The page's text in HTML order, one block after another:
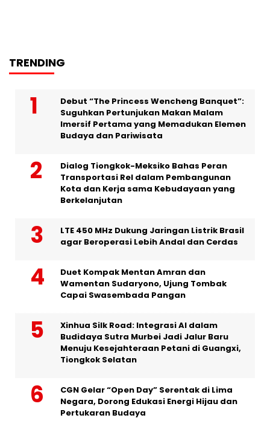
TRENDING
Debut “The Princess Wencheng Banquet”:
Suguhkan Pertunjukan Makan Malam
Imersif Pertama yang Memadukan Elemen
Budaya dan Pariwisata
Dialog Tiongkok-Meksiko Bahas Peran
Transportasi Rel dalam Pembangunan
Kota dan Kerja sama Kebudayaan yang
Berkelanjutan
LTE 450 MHz Dukung Jaringan Listrik Brasil
agar Beroperasi Lebih Andal dan Cerdas
Duet Kompak Mentan Amran dan
Wamentan Sudaryono, Ujung Tombak
Capai Swasembada Pangan
Xinhua Silk Road: Integrasi AI dalam
Budidaya Sutra Murbei Jadi Jalur Baru
Menuju Kesejahteraan Petani di Guangxi,
Tiongkok Selatan
CGN Gelar “Open Day” Serentak di Lima
Negara, Dorong Edukasi Energi Hijau dan
Pertukaran Budaya